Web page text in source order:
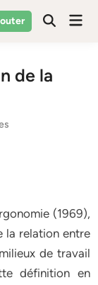
de la
(1969),
la relation entre
de travail
définition en